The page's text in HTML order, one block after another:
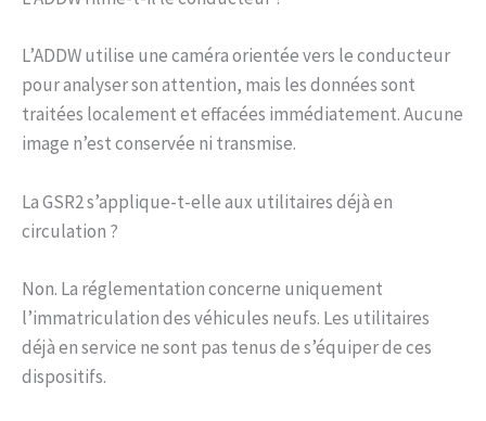
L’ADDW utilise une caméra orientée vers le conducteur
pour analyser son attention, mais les données sont
traitées localement et effacées immédiatement. Aucune
image n’est conservée ni transmise.
La GSR2 s’applique-t-elle aux utilitaires déjà en
circulation ?
Non. La réglementation concerne uniquement
l’immatriculation des véhicules neufs. Les utilitaires
déjà en service ne sont pas tenus de s’équiper de ces
dispositifs.